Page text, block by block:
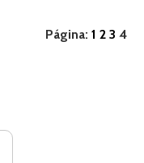
Página: 1 2 3 4